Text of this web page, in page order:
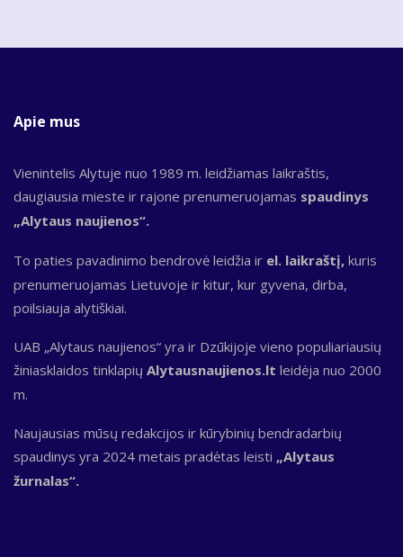
Apie mus
Vienintelis Alytuje nuo 1989 m. leidžiamas laikraštis,
daugiausia mieste ir rajone prenumeruojamas spaudinys
„Alytaus naujienos“.
To paties pavadinimo bendrovė leidžia ir el. laikraštį, kuris
prenumeruojamas Lietuvoje ir kitur, kur gyvena, dirba,
poilsiauja alytiškiai.
UAB „Alytaus naujienos“ yra ir Dzūkijoje vieno populiariausių
žiniasklaidos tinklapių Alytausnaujienos.lt leidėja nuo 2000
m.
Naujausias mūsų redakcijos ir kūrybinių bendradarbių
spaudinys yra 2024 metais pradėtas leisti „Alytaus
žurnalas“.